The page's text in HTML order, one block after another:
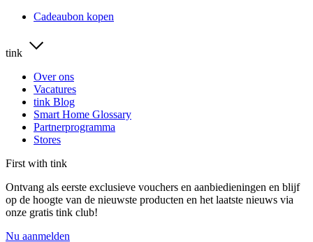
Cadeaubon kopen
tink
Over ons
Vacatures
tink Blog
Smart Home Glossary
Partnerprogramma
Stores
First with tink
Ontvang als eerste exclusieve vouchers en aanbiedieningen en blijf
op de hoogte van de nieuwste producten en het laatste nieuws via
onze gratis tink club!
Nu aanmelden